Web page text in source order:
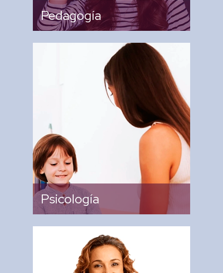
Pedagogía
Psicología
Supervisar y evaluar las
actividades que favorecen y
fortalecen el desarrollo y la
personalidad de las niñas y
niños, en un ambiente inmerso
de afectividad, seguridad y
confianza.
De verificar y promover los
programas de prevención de